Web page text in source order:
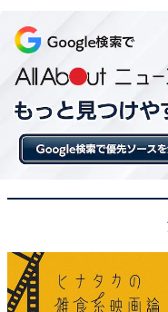
1位「西宮北口駅」
兵庫県西宮市に位置す
駅や神戸三宮駅へのア
いため利便性が良い
ングモール「阪急西宮
ングや外食に困るこ
「地下通路／連絡通
いる場合には同じ駅